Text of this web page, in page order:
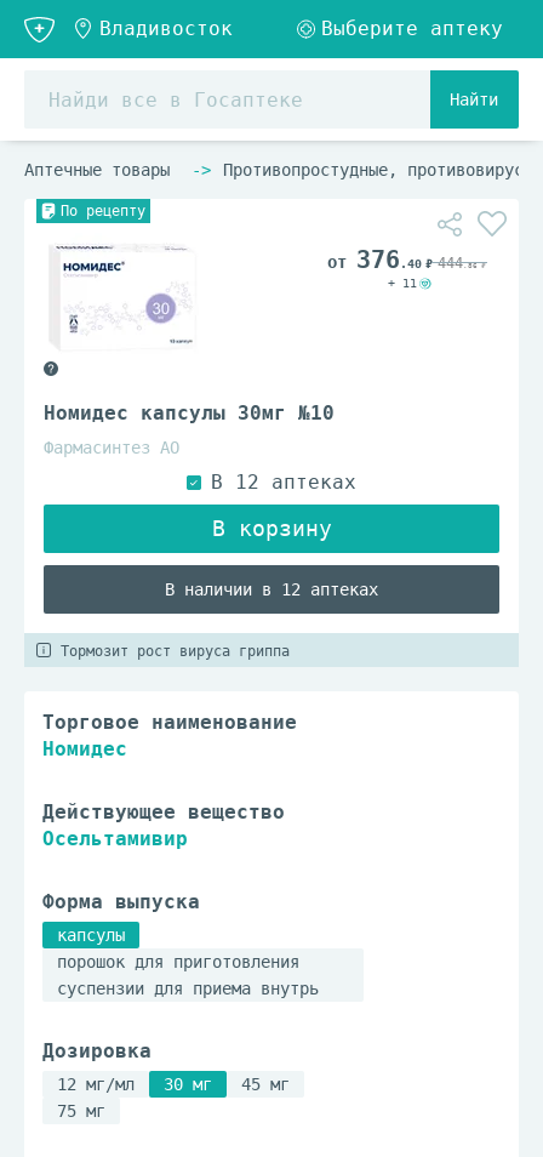
Найти
Аптечные товары Противопростудные,
По рецепту
Номидес капсулы 30мг №10
Фармасинтез АО
В наличии в 12 аптеках
376 .40 444.86
+ 11
Тормозит рост вируса гриппа
Торговое наименование
Номидес
Действующее вещество
Осельтамивир
Форма выпуска
капсулы
порошок для приготовления
суспензии для приема внутрь
Дозировка
12 мг/мл 30 мг
45 мг
75 мг